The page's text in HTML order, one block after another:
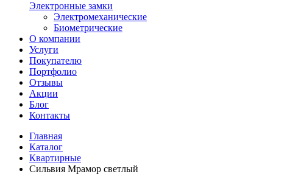
Электронные замки
Электромеханические
Биометрические
О компании
Услуги
Покупателю
Портфолио
Отзывы
Акции
Блог
Контакты
Главная
Каталог
Квартирные
Сильвия Мрамор светлый